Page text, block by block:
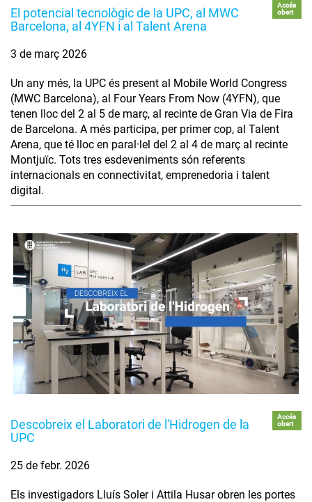
El potencial tecnològic de la UPC, al MWC
Barcelona, al 4YFN i al Talent Arena
Accés
obert
3 de març 2026
Un any més, la UPC és present al Mobile World Congress
(MWC Barcelona), al Four Years From Now (4YFN), que
tenen lloc del 2 al 5 de març, al recinte de Gran Via de Fira
de Barcelona. A més participa, per primer cop, al Talent
Arena, que té lloc en paral·lel del 2 al 4 de març al recinte
Montjuïc. Tots tres esdeveniments són referents
internacionals en connectivitat, emprenedoria i talent
digital.
Descobreix el Laboratori de l'Hidrogen de la
UPC
Accés
obert
25 de febr. 2026
Els investigadors Lluís Soler i Attila Husar obren les portes